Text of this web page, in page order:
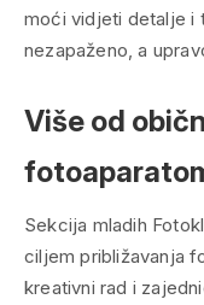
moći vidjeti detalje i
nezapaženo, a
Više od
Sekcija mladih
ciljem približavanja
kreativni rad i